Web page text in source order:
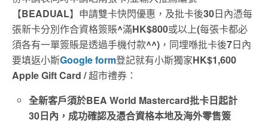
【BEADUAL】申請雙卡快閃優惠，及批卡後30日內憑每
張新卡分別作合資格簽賬^滿HK$800或以上(每張卡都必
須各有一單簽賬是透過手機付款^^) ，同埋喺批卡後7日內
要填返小斯Google form登記就有小斯獨家HK$1,600
Apple Gift Card /超市禮券：
全新客戶須於BEA World Mastercard批卡日起計
30日內，成功確認及憑合資格本地及海外零售簽